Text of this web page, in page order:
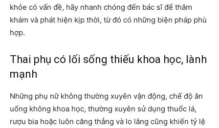
khỏe có vấn đề, hãy nhanh chóng đến bác sĩ để thăm
khám và phát hiện kịp thời, từ đó có những biện pháp phù
hợp.
Thai phụ có lối sống thiếu khoa học, lành
mạnh
Những phụ nữ không thường xuyên vận động, chế độ ăn
uống không khoa học, thường xuyên sử dụng thuốc lá,
rượu bia hoặc luôn căng thẳng và lo lắng cũng khiến tỷ lệ